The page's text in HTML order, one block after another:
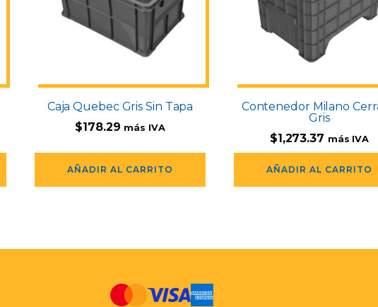
Caja Quebec Gris Sin Tapa
$178.29 más IVA
AÑADIR AL CARRITO
Contenedor Milano
Gris
$1,273.37 más IVA
AÑADIR AL CARRITO